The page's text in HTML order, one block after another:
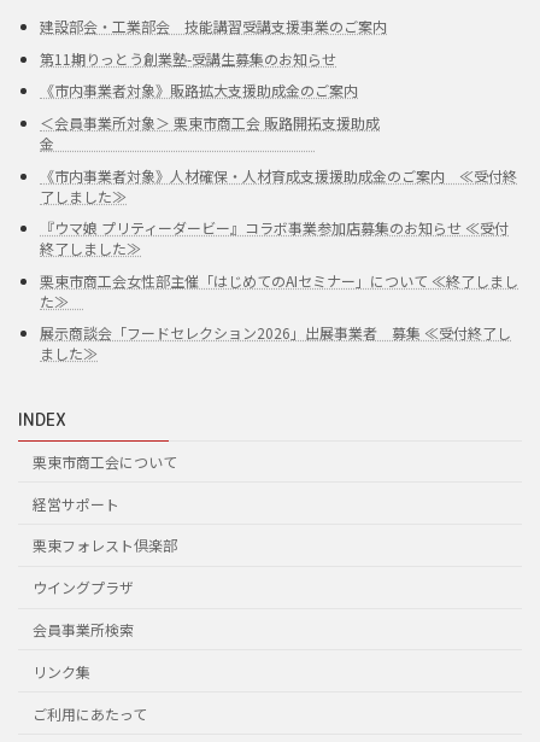
建設部会・工業部会 技能講習受講支援事業のご案内
第11期りっとう創業塾-受講生募集のお知らせ
《市内事業者対象》販路拡大支援助成金のご案内
＜会員事業所対象＞ 栗東市商工会 販路開拓支援助成
金
《市内事業者対象》人材確保・人材育成支援援助成金のご案内 ≪受付終
了しました≫
『ウマ娘 プリティーダービー』コラボ事業参加店募集のお知らせ ≪受付
終了しました≫
栗東市商工会女性部主催「はじめてのAIセミナー」について ≪終了しまし
た≫
展示商談会「フードセレクション2026」出展事業者 募集 ≪受付終了し
ました≫
INDEX
栗東市商工会について
経営サポート
栗東フォレスト倶楽部
ウイングプラザ
会員事業所検索
リンク集
ご利用にあたって